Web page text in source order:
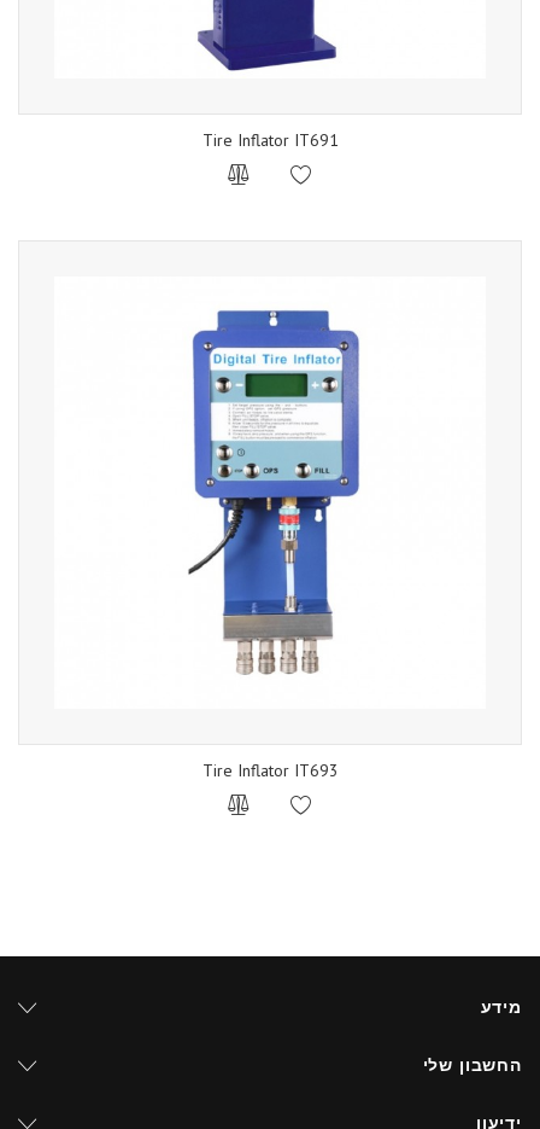
Tire Inflator IT691
Tire Inflator IT693
מידע
החשבון שלי
ידיעון